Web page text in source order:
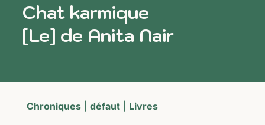
Chat karmique
[Le] de Anita Nair
Chroniques| défaut| Livres